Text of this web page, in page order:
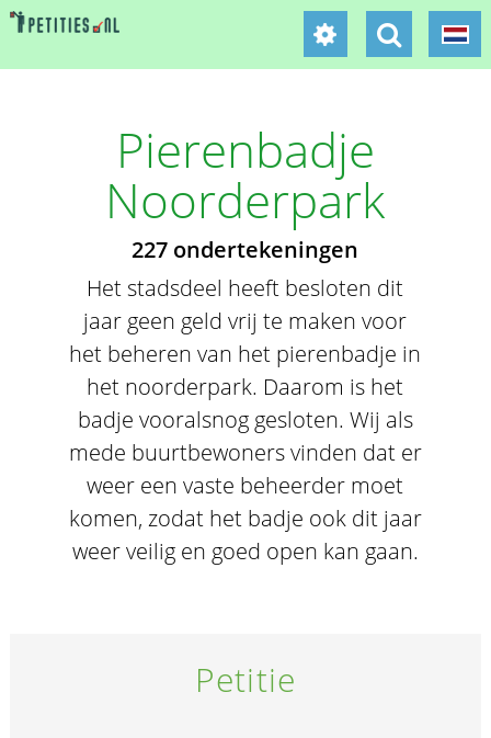
Pierenbadje
Noorderpark
227 ondertekeningen
Het stadsdeel heeft besloten dit
jaar geen geld vrij te maken voor
het beheren van het pierenbadje in
het noorderpark. Daarom is het
badje vooralsnog gesloten. Wij als
mede buurtbewoners vinden dat er
weer een vaste beheerder moet
komen, zodat het badje ook dit jaar
weer veilig en goed open kan gaan.
Petitie